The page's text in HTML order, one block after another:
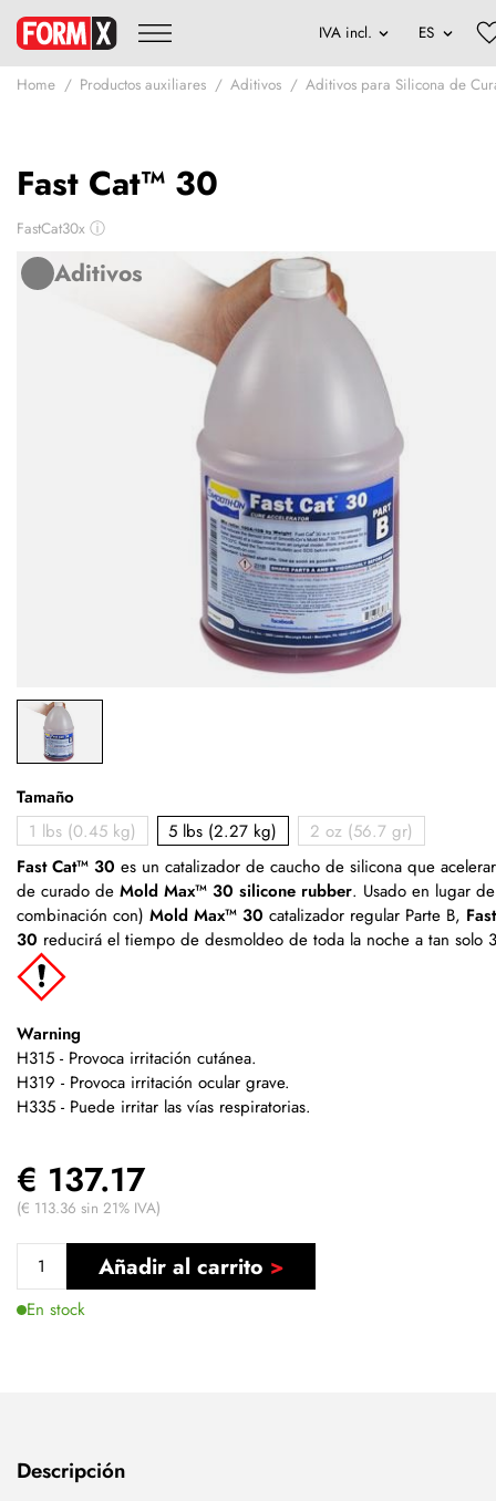
Home Productos auxiliares Aditivos Aditivos para Silicona de
Fast Cat™ 30
FastCat30x ⓘ
Aditivos
Tamaño
1 lbs (0.45 kg)
5 lbs (2.27 kg)
2 oz (56.7 gr)
Fast Cat™ 30 es un catalizador de caucho de silicona que
de curado de Mold Max™ 30 silicone rubber. Usado en lugar
combinación con) Mold Max™ 30 catalizador regular Parte B,
30 reducirá el tiempo de desmoldeo de toda la noche a tan solo
Warning
H315 - Provoca irritación cutánea.
H319 - Provoca irritación ocular grave.
H335 - Puede irritar las vías respiratorias.
€ 137.17
(€ 113.36 sin 21% IVA)
Añadir al carrito
En stock
Descripción